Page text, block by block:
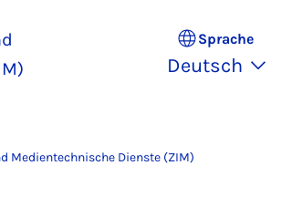
Sprache
Deutsch
Medientechnische Dienste (ZIM)